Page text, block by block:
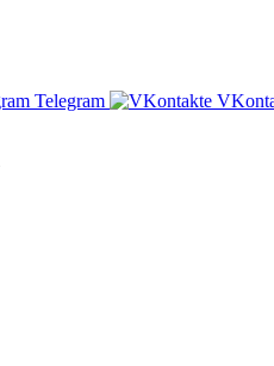
Telegram